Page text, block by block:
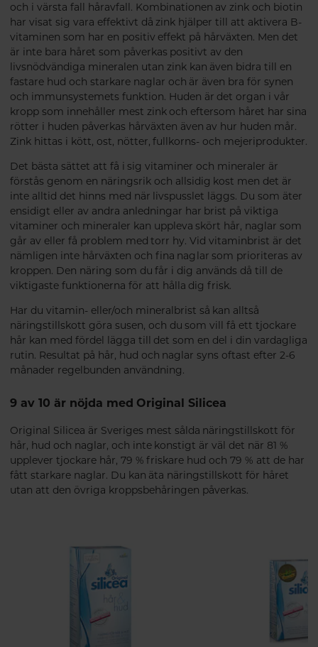
och i värsta fall håravfall. Kombinationen av zink och biotin
har visat sig vara effektivt då zink hjälper till att aktivera B-
vitaminen som har en positiv effekt på hårväxten. Men det
är inte bara håret som påverkas positivt av den
livsnödvändiga mineralen utan zink kan även bidra till en
fastare hud och starkare naglar och är även bra för synen
och immunsystemets funktion. Huden är det organ i vår
kropp som innehåller mest zink och eftersom håret har sina
rötter i huden påverkas hårväxten även av hur huden mår.
Zink hittas i kött, ost, nötter, fullkorns- och mejeriprodukter.
Det bästa sättet att få i sig vitaminer och mineraler är
förstås genom en näringsrik och allsidig kost men det är
inte alltid det hinns med när livspusslet läggs. Du som äter
ensidigt eller av andra anledningar har brist på viktiga
vitaminer och mineraler kan uppleva skört hår, naglar som
går av eller få problem med torr hy. Vid vitaminbrist är det
nämligen inte hårväxten och fina naglar som prioriteras av
kroppen. Den näring som du får i dig används då till de
viktigaste funktionerna för att hålla dig frisk.
Har du vitamin- eller/och mineralbrist så kan alltså
näringstillskott göra susen, och du som vill få ett tjockare
hår kan med fördel lägga till det som en del i din vardagliga
rutin. Resultat på hår, hud och naglar syns oftast efter 2-6
månader regelbunden användning.
9 av 10 är nöjda med Original Silicea
Original Silicea är Sveriges mest sålda näringstillskott för
hår, hud och naglar, och inte konstigt är väl det när 81 %
upplever tjockare hår, 79 % friskare hud och 79 % att de har
fått starkare naglar. Du kan äta näringstillskott för håret
utan att den övriga kroppsbehåringen påverkas.